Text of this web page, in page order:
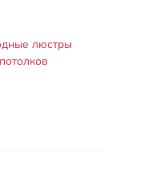
люстры